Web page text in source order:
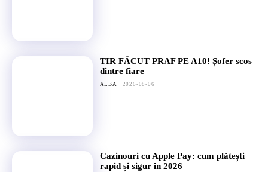
TIR FĂCUT PRAF PE A10! Șofer scos
dintre fiare
ALBA 2026-08-06
Cazinouri cu Apple Pay: cum plătești
rapid și sigur în 2026